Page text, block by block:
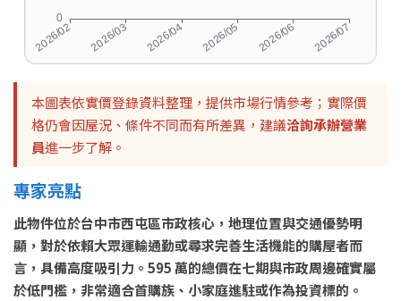
本圖表依實價登錄資料整理，提供市場行情參考；實際價
格仍會因屋況、條件不同而有所差異，建議洽詢承辦營業
員進一步了解。
專家亮點
此物件位於台中市西屯區市政核心，地理位置與交通優勢明
顯，對於依賴大眾運輸通勤或尋求完善生活機能的購屋者而
言，具備高度吸引力。595 萬的總價在七期與市政周邊確實屬
於低門檻，非常適合首購族、小家庭進駐或作為投資標的。